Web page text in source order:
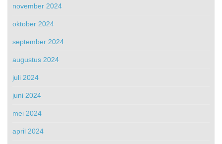
november 2024
oktober 2024
september 2024
augustus 2024
juli 2024
juni 2024
mei 2024
april 2024